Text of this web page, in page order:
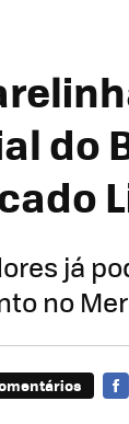
do
já
no